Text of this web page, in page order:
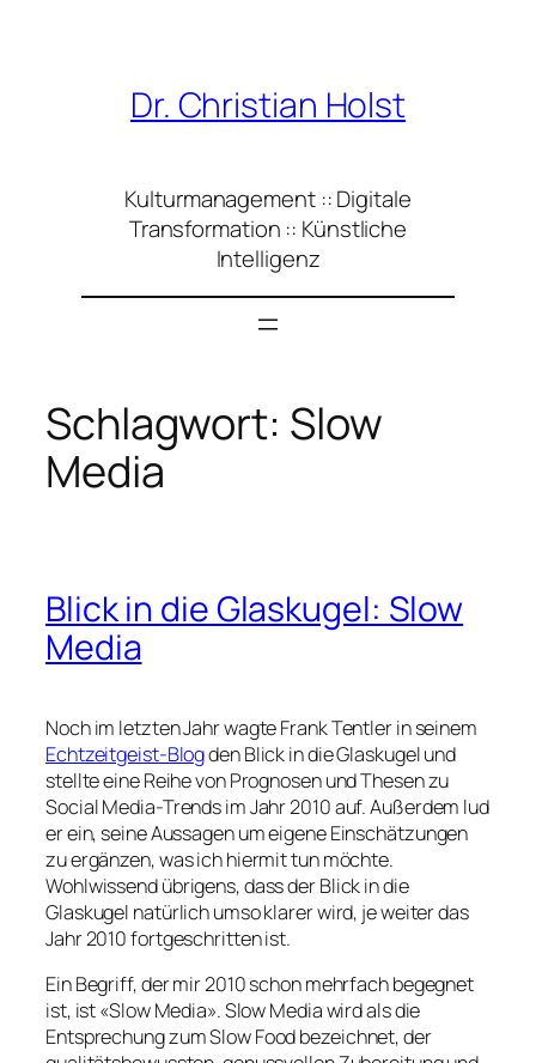
Dr. Christian Holst
Kulturmanagement :: Digitale
Transformation :: Künstliche
Intelligenz
Schlagwort: Slow
Media
Blick in die Glaskugel: Slow
Media
Noch im letzten Jahr wagte Frank Tentler in seinem
Echtzeitgeist-Blogden Blick in die Glaskugel und
stellte eine Reihe von Prognosen und Thesen zu
Social Media-Trends im Jahr 2010 auf. Außerdem lud
er ein, seine Aussagen um eigene Einschätzungen
zu ergänzen, was ich hiermit tun möchte.
Wohlwissend übrigens, dass der Blick in die
Glaskugel natürlich umso klarer wird, je weiter das
Jahr 2010 fortgeschritten ist.
Ein Begriff, der mir 2010 schon mehrfach begegnet
ist, ist «Slow Media». Slow Media wird als die
Entsprechung zum Slow Food bezeichnet, der